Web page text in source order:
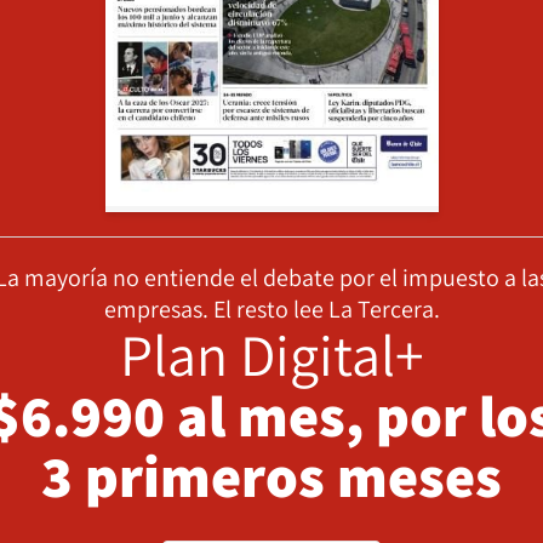
mayoría no entiende el debate por el impuesto a
empresas. El resto lee La Tercera.
Plan Digital+
al mes, por
3 primeros meses